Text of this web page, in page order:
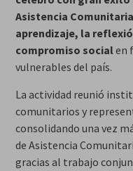
Asistencia
aprendizaje, la
compromiso socialen
vulnerables del país.
La actividad reunió
comunitarios y
consolidando una vez
de Asistencia
gracias al trabajo